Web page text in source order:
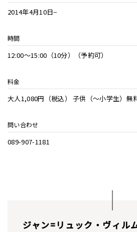
2014年4月10日−
時間
12:00〜15:00（10分）（予約可）
料金
大人1,080円（税込） 子供（〜小学生）無
問い合わせ
089-907-1181
ジャン=リュック・ヴィル